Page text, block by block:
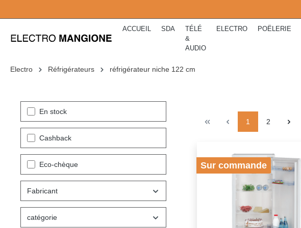
ACCUEIL SDA
TÉLÉ
&
AUDIO
ELECTRO POËLERIE
Electro Réfrigérateurs réfrigérateur niche 122 cm
En stock
Cashback
Eco-chèque
Fabricant
catégorie
1 2
Sur commande